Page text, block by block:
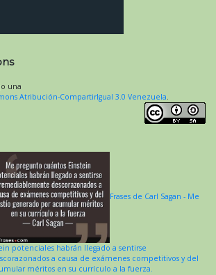
una
Atribución-CompartirIgual 3.0 Venezuela
Frases de Carl Sagan - Me
potenciales habrán llegado a sentirse
a causa de exámenes competitivos y del
méritos en su currículo a la fuerza.